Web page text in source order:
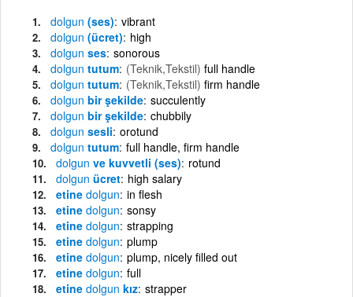
dolgun (ses) vibrant
dolgun (ücret) high
dolgun ses sonorous
dolgun tutum (Teknik,Tekstil) full handle
dolgun tutum (Teknik,Tekstil) firm handle
dolgun bir şekilde succulently
dolgun bir şekilde chubbily
dolgun sesli orotund
dolgun tutum full handle, firm handle
dolgun ve kuvvetli (ses) rotund
dolgun ücret high salary
etine dolgun in flesh
etine dolgun sonsy
etine dolgun strapping
etine dolgun plump
etine dolgun plump, nicely filled out
etine dolgun full
etine dolgun kız strapper